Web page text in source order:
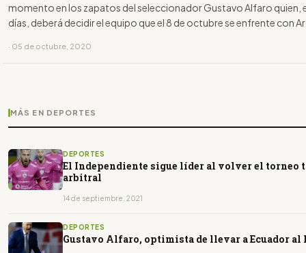
momento en los zapatos del seleccionador Gustavo Alfaro quien,
días, deberá decidir el equipo que el 8 de octubre se enfrente con
· 05 de octubre, 2020
MÁS EN DEPORTES
DEPORTES
El Independiente sigue líder al volver el torneo
arbitral
14 de septiembre, 2021
DEPORTES
Gustavo Alfaro, optimista de llevar a Ecuador